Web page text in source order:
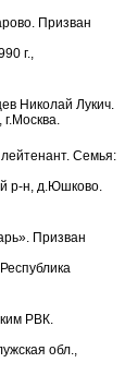
Призван
г.,
Николай Лукич.
Семья:
р-н, д.Юшково.
Призван
РВК.
обл.,